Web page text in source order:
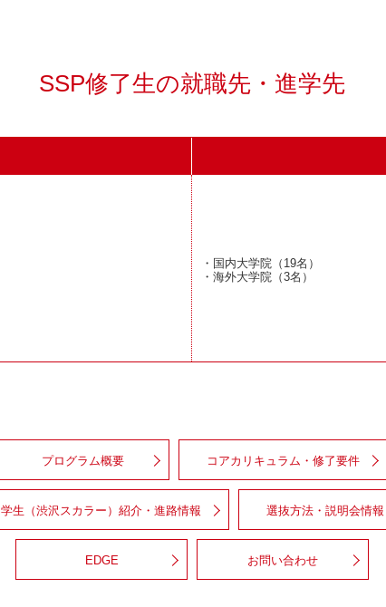
SSP修了生の就職先・進学先
・国内大学院（19名）
・海外大学院（3名）
プログラム概要 コアカリキュラム・修了要件
学生（渋沢スカラー）紹介・進路情報 選抜方法・説明会情報
EDGE お問い合わせ